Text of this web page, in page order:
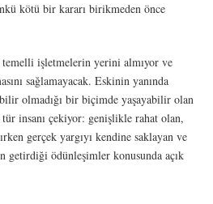
kötü bir kararı birikmeden önce
işletmelerin yerini almıyor ve
sağlamayacak. Eskinin yanında
olmadığı bir biçimde yaşayabilir olan
insanı çekiyor: genişlikle rahat olan,
gerçek yargıyı kendine saklayan ve
getirdiği ödünleşimler konusunda açık